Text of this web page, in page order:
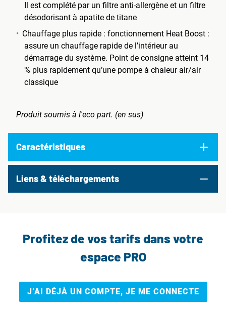
Il est complété par un filtre anti-allergène et un filtre
désodorisant à apatite de titane
Chauffage plus rapide : fonctionnement Heat Boost :
assure un chauffage rapide de l’intérieur au
démarrage du système. Point de consigne atteint 14
% plus rapidement qu’une pompe à chaleur air/air
classique
Produit soumis à l'eco part. (en sus)
Caractéristiques
Liens & téléchargements
Profitez de vos tarifs dans votre
espace PRO
J’AI DÉJÀ UN COMPTE, JE ME CONNECTE